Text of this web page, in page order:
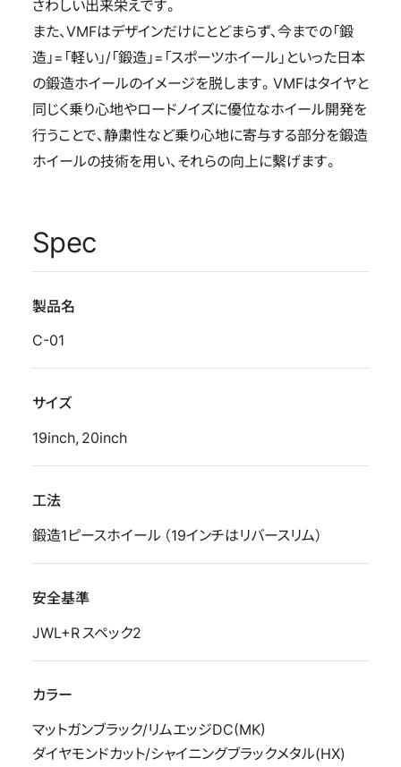
さわしい出来栄えです。
また、VMFはデザインだけにとどまらず、今までの「鍛
造」=「軽い」/「鍛造」=「スポーツホイール」といった日本
の鍛造ホイールのイメージを脱します。VMFはタイヤと
同じく乗り心地やロードノイズに優位なホイール開発を
行うことで、静粛性など乗り心地に寄与する部分を鍛造
ホイールの技術を用い、それらの向上に繫げます。
Spec
製品名
C-01
サイズ
19inch, 20inch
工法
鍛造1ピースホイール （19インチはリバースリム）
安全基準
JWL+R スペック2
カラー
マットガンブラック/リムエッジDC(MK)
ダイヤモンドカット/シャイニングブラックメタル(HX)